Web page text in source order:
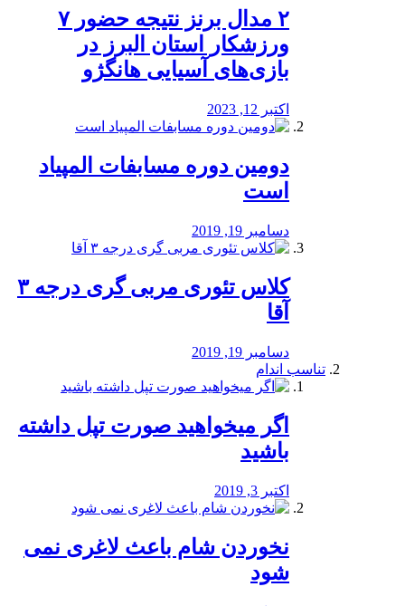
۲ مدال برنز نتیجه حضور ۷
ورزشکار استان البرز در
بازی‌های آسیایی هانگژو
اکتبر 12, 2023
دومین دوره مسابفات المپیاد
است
دسامبر 19, 2019
کلاس تئوری مربی گری درجه ۳
آقا
دسامبر 19, 2019
تناسب اندام
اگر میخواهید صورت تپل داشته
باشید
اکتبر 3, 2019
نخوردن شام باعث لاغری نمی
‌شود